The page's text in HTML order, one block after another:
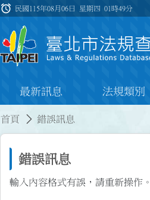
:::
alarm 民國115年08月06日 星期四01時49分
最新訊息 法規類別
首頁 錯誤訊息
錯誤訊息
輸入內容格式有誤，請重新操作。